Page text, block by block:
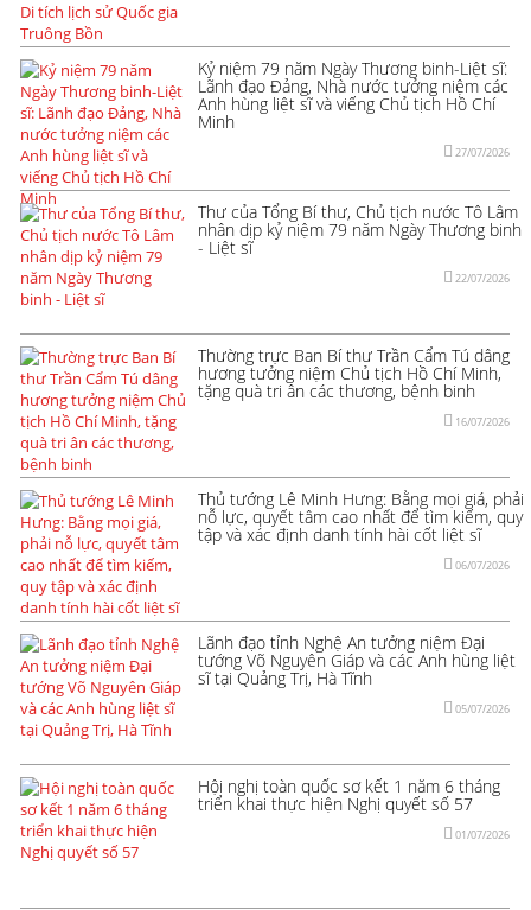
Kỷ niệm 79 năm Ngày Thương binh-Liệt sĩ:
Lãnh đạo Đảng, Nhà nước tưởng niệm các
Anh hùng liệt sĩ và viếng Chủ tịch Hồ Chí
Minh
27/07/2026
Thư của Tổng Bí thư, Chủ tịch nước Tô Lâm
nhân dịp kỷ niệm 79 năm Ngày Thương binh
- Liệt sĩ
22/07/2026
Thường trực Ban Bí thư Trần Cẩm Tú dâng
hương tưởng niệm Chủ tịch Hồ Chí Minh,
tặng quà tri ân các thương, bệnh binh
16/07/2026
Thủ tướng Lê Minh Hưng: Bằng mọi giá, phải
nỗ lực, quyết tâm cao nhất để tìm kiếm, quy
tập và xác định danh tính hài cốt liệt sĩ
06/07/2026
Lãnh đạo tỉnh Nghệ An tưởng niệm Đại
tướng Võ Nguyên Giáp và các Anh hùng liệt
sĩ tại Quảng Trị, Hà Tĩnh
05/07/2026
Hội nghị toàn quốc sơ kết 1 năm 6 tháng
triển khai thực hiện Nghị quyết số 57
01/07/2026